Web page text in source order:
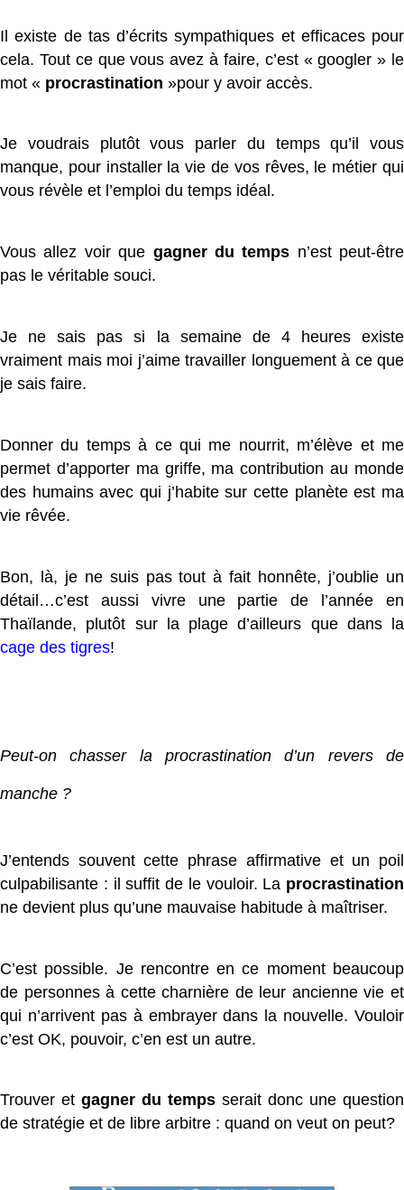
Il existe de tas d’écrits sympathiques et efficaces pour
cela. Tout ce que vous avez à faire, c’est « googler » le
mot « procrastination »pour y avoir accès.
Je voudrais plutôt vous parler du temps qu’il vous
manque, pour installer la vie de vos rêves, le métier qui
vous révèle et l’emploi du temps idéal.
Vous allez voir que gagner du temps n’est peut-être
pas le véritable souci.
Je ne sais pas si la semaine de 4 heures existe
vraiment mais moi j’aime travailler longuement à ce que
je sais faire.
Donner du temps à ce qui me nourrit, m’élève et me
permet d’apporter ma griffe, ma contribution au monde
des humains avec qui j’habite sur cette planète est ma
vie rêvée.
Bon, là, je ne suis pas tout à fait honnête, j’oublie un
détail…c’est aussi vivre une partie de l’année en
Thaïlande, plutôt sur la plage d’ailleurs que dans la
cage des tigres!
Peut-on chasser la procrastination d’un revers de
manche ?
J’entends souvent cette phrase affirmative et un poil
culpabilisante : il suffit de le vouloir. La procrastination
ne devient plus qu’une mauvaise habitude à maîtriser.
C’est possible. Je rencontre en ce moment beaucoup
de personnes à cette charnière de leur ancienne vie et
qui n’arrivent pas à embrayer dans la nouvelle. Vouloir
c’est OK, pouvoir, c’en est un autre.
Trouver et gagner du temps serait donc une question
de stratégie et de libre arbitre : quand on veut on peut?